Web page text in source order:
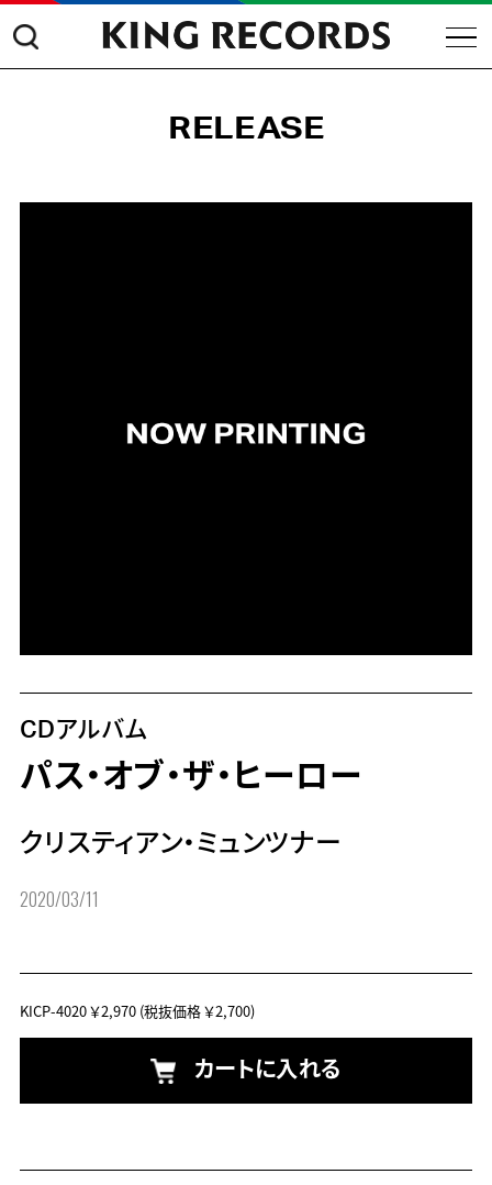
RELEASE
CDアルバム
パス・オブ・ザ・ヒーロー
クリスティアン・ミュンツナー
2020/03/11
KICP-4020￥2,970(税抜価格 ￥2,700)
カートに入れる